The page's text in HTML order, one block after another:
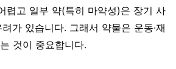
렵고 일부 약(특히 마약성)은 장기 사
가 있습니다. 그래서 약물은 운동·재
것이 중요합니다.